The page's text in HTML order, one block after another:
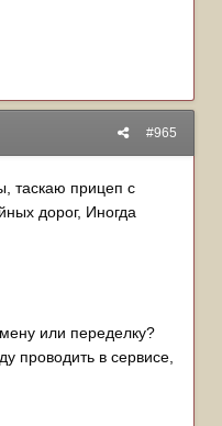
#965
таскаю прицеп с
дорог, Иногда
или переделку?
проводить в сервисе,